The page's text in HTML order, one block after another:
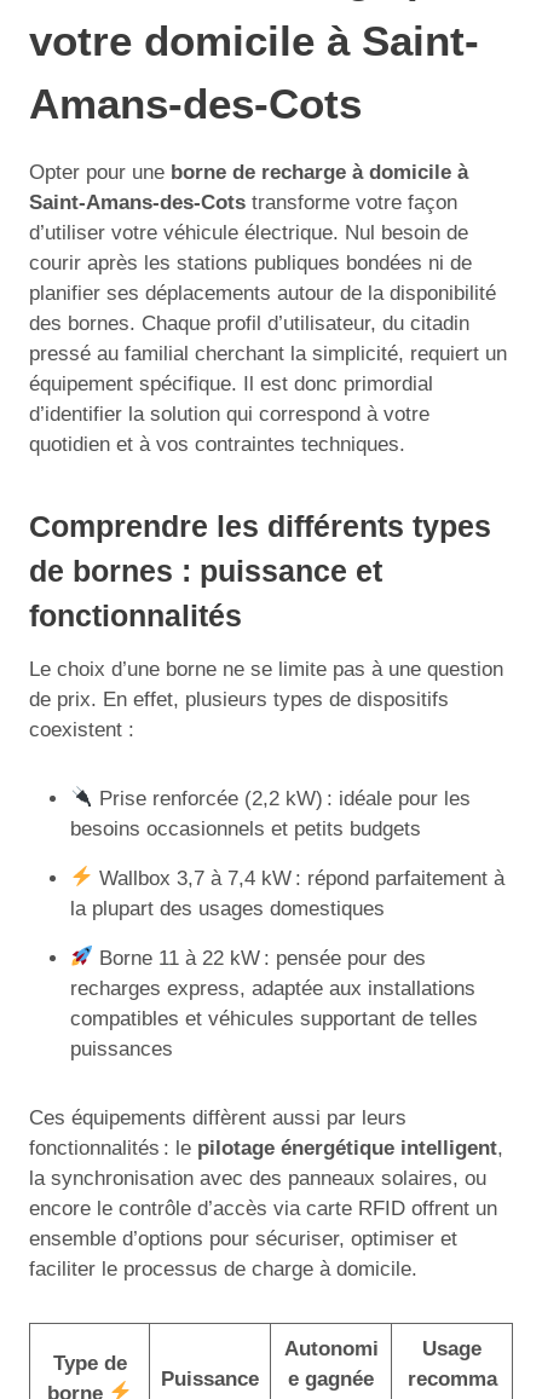
votre domicile à Saint-
Amans-des-Cots
Opter pour une borne de recharge à domicile à
Saint-Amans-des-Cots transforme votre façon
d’utiliser votre véhicule électrique. Nul besoin de
courir après les stations publiques bondées ni de
planifier ses déplacements autour de la disponibilité
des bornes. Chaque profil d’utilisateur, du citadin
pressé au familial cherchant la simplicité, requiert un
équipement spécifique. Il est donc primordial
d’identifier la solution qui correspond à votre
quotidien et à vos contraintes techniques.
Comprendre les différents types
de bornes : puissance et
fonctionnalités
Le choix d’une borne ne se limite pas à une question
de prix. En effet, plusieurs types de dispositifs
coexistent :
Prise renforcée (2,2 kW) : idéale pour les
besoins occasionnels et petits budgets
Wallbox 3,7 à 7,4 kW : répond parfaitement à
la plupart des usages domestiques
Borne 11 à 22 kW : pensée pour des
recharges express, adaptée aux installations
compatibles et véhicules supportant de telles
puissances
Ces équipements diffèrent aussi par leurs
fonctionnalités : le pilotage énergétique intelligent,
la synchronisation avec des panneaux solaires, ou
encore le contrôle d’accès via carte RFID offrent un
ensemble d’options pour sécuriser, optimiser et
faciliter le processus de charge à domicile.
Type de
borne
Puissance
Autonomi
e gagnée
Usage
recomma